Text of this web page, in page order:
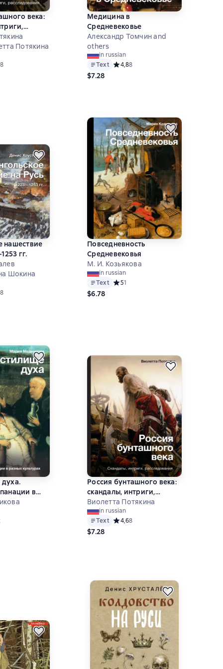
века:
Потякина
рейтинг 4,9 на основе 8 оценок
8
Медицина в
Средневековье
Александр Томчин and
others
in russian
Text Средний рейтинг 4,8 на основе 8
4,88
$7.28
нашествие
гг.
Шокина
рейтинг 3,8 на основе 8 оценок
8
Повседневность
Средневековья
М. И. Козьякова
in russian
Text Средний рейтинг 5 на основе 1
51
$6.78
в
рейтинг 3,5 на основе 2 оценок
Россия бунташного века:
cкандалы, интриги,
расследования
Виолетта Потякина
in russian
Text Средний рейтинг 4,6 на основе 8
4,68
$7.28